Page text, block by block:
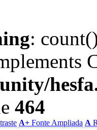
:
464
A+ Fonte Ampliada A